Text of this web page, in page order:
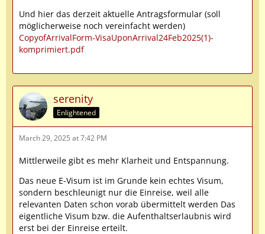
Und hier das derzeit aktuelle Antragsformular (soll
möglicherweise noch vereinfacht werden)
CopyofArrivalForm-VisaUponArrival24Feb2025(1)-
komprimiert.pdf
serenity
Enlightened
March 29, 2025 at 7:42 PM
Mittlerweile gibt es mehr Klarheit und Entspannung.
Das neue E-Visum ist im Grunde kein echtes Visum,
sondern beschleunigt nur die Einreise, weil alle
relevanten Daten schon vorab übermittelt werden Das
eigentliche Visum bzw. die Aufenthaltserlaubnis wird
erst bei der Einreise erteilt.